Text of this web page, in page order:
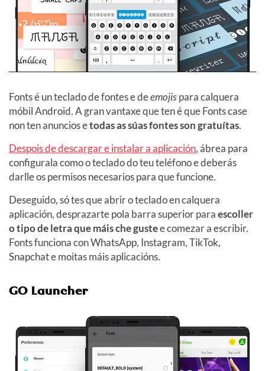
Fonts é un teclado de fontes e deemojispara calquera
móbil Android. A gran vantaxe que ten é que Fonts case
non ten anuncios etodas as súas fontes son gratuítas.
Despois de descargar e instalar a aplicación, ábrea para
configurala como o teclado do teu teléfono e deberás
darlle os permisos necesarios para que funcione.
Deseguido, só tes que abrir o teclado en calquera
aplicación, desprazarte pola barra superior paraescoller
o tipo de letra que máis che gustee comezar a escribir.
Fonts funciona con WhatsApp, Instagram, TikTok,
Snapchat e moitas máis aplicacións.
GO Launcher